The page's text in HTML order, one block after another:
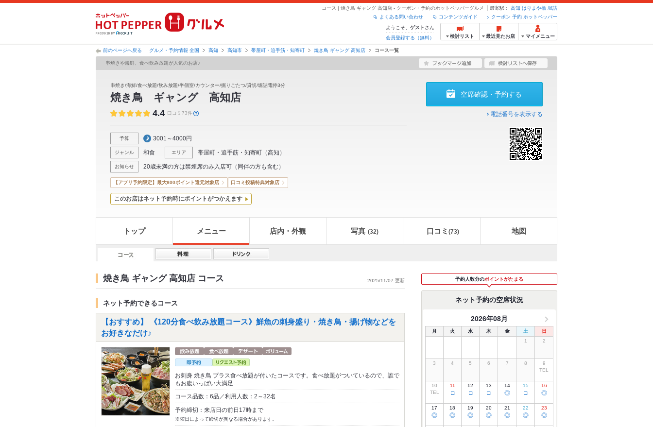
コース | 焼き鳥 ギャング 高知店 - クーポン・予約のホットペッパーグルメ 最寄駅： 高知 はりまや橋 堀詰
クーポン 予約 ホットペッパー
コンテンツガイド
よくある問い合わせ
ようこそ、 ゲスト さん
会員登録する（無料）
検討リスト 最近見たお店 マイメニュー
前のページへ戻る グルメ・予約情報 全国 高知 高知市 帯屋町・追手筋・知寄町 焼き鳥 ギャング 高知店 コース一覧
串焼きや海鮮、食べ飲み放題が人気のお店♪
串焼き/海鮮/食べ放題/飲み放題/半個室/カウンター/掘りごたつ/貸切/堀詰電停3分
焼き鳥 ギャング 高知店
4.4 口コミ73件
予算 3001～4000円
ジャンル 和食 エリア 帯屋町・追手筋・知寄町 （高知 ）
お知らせ 20歳未満の方は禁煙席のみ入店可（同伴の方も含む）
空席確認・予約する
電話番号を表示する
【アプリ予約限定】最大800ポイント還元対象店 口コミ投稿特典対象店
このお店はネット予約時にポイントがつかえます
トップ メニュー 店内・外観 写真 (32) 口コミ (73) 地図
焼き鳥 ギャング 高知店 コース 2025/11/07 更新
ネット予約できるコース
【おすすめ】 《120分食べ飲み放題コース》鮮魚の刺身盛り・焼き鳥・揚げ物などを
お好きなだけ♪
お刺身 焼き鳥 プラス食べ放題が付いたコースです。食べ放題がついているので、誰で
もお腹いっぱい大満足…
コース品数：6品／利用人数：2～32名
予約締切：来店日の前日17時まで
※曜日によって締切が異なる場合があります。
予約人数分のポイントがたまる
ネット予約の空席状況
2026年08月
月 火 水 木 金 土
日
1
2
3 4 5 6 7 8
9
TEL
10
TEL
11
□
12
□
13
□
14
◎
15
□
16
◎
17
◎
18
◎
19
◎
20
◎
21
◎
22
◎
23
◎